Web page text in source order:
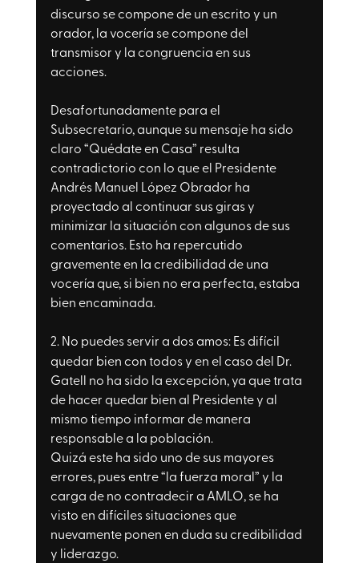
discurso se compone de un escrito y un
orador, la vocería se compone del
transmisor y la congruencia en sus
acciones.
Desafortunadamente para el
Subsecretario, aunque su mensaje ha sido
claro “Quédate en Casa” resulta
contradictorio con lo que el Presidente
Andrés Manuel López Obrador ha
proyectado al continuar sus giras y
minimizar la situación con algunos de sus
comentarios. Esto ha repercutido
gravemente en la credibilidad de una
vocería que, si bien no era perfecta, estaba
bien encaminada.
2. No puedes servir a dos amos: Es difícil
quedar bien con todos y en el caso del Dr.
Gatell no ha sido la excepción, ya que trata
de hacer quedar bien al Presidente y al
mismo tiempo informar de manera
responsable a la población.
Quizá este ha sido uno de sus mayores
errores, pues entre “la fuerza moral” y la
carga de no contradecir a AMLO, se ha
visto en difíciles situaciones que
nuevamente ponen en duda su credibilidad
y liderazgo.